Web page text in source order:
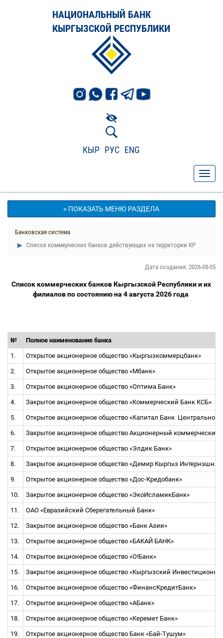
НАЦИОНАЛЬНЫЙ БАНК
КЫРГЫЗСКОЙ РЕСПУБЛИКИ
КЫР РУС ENG
> ПОКАЗАТЬ МЕНЮ РАЗДЕЛА
Банковская система
Список коммерческих банков действующих на территории КР
Дата создания: 2026-08-05
Список коммерческих банков Кыргызской Республики и их
филиаловпо состоянию на 4 августа 2026 года
№ Полное наименование банка
1. Открытое акционерное общество «Кыргызкоммерцбанк»
2. Открытое акционерное общество «Мбанк»
3. Открытое акционерное общество «Оптима Банк»
4. Закрытое акционерное общество «Коммерческий Банк КСБ»
5. Открытое акционерное общество «Капитал Банк Центральной
6. Закрытое акционерное общество Акционерный коммерческий
7. Открытое акционерное общество «Элдик Банк»
8. Закрытое акционерное общество «Демир Кыргыз Интернэшнл
9. Открытое акционерное общество «Дос-Кредобанк»
10. Закрытое акционерное общество «ЭкоИсламикБанк»
11. ОАО «Евразийский Сберегательный Банк»
12. Закрытое акционерное общество «Банк Азии»
13. Открытое акционерное общество «БАКАЙ БАНК»
14. Открытое акционерное общество «О!Банк»
15. Закрытое акционерное общество «Кыргызский
16. Открытое акционерное общество «ФинансКредитБанк»
17. Открытое акционерное общество «АБанк»
18. Открытое акционерное общество «Керемет Банк»
19. Открытое акционерное общество Банк «Бай-Тушум»